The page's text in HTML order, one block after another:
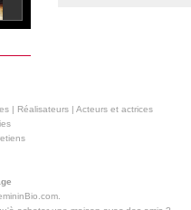
| Réalisateurs| Acteurs et actrices